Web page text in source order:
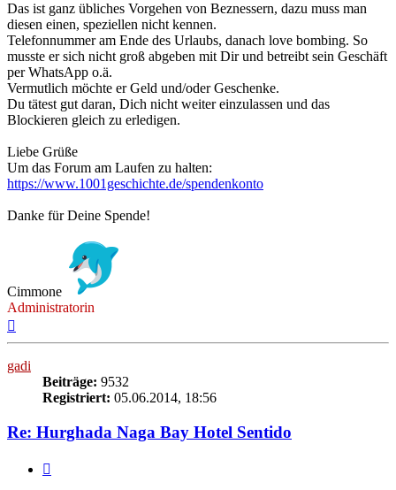
Das ist ganz übliches Vorgehen von Beznessern, dazu muss man
diesen einen, speziellen nicht kennen.
Telefonnummer am Ende des Urlaubs, danach love bombing. So
musste er sich nicht groß abgeben mit Dir und betreibt sein Geschäft
per WhatsApp o.ä.
Vermutlich möchte er Geld und/oder Geschenke.
Du tätest gut daran, Dich nicht weiter einzulassen und das
Blockieren gleich zu erledigen.
Liebe Grüße
Um das Forum am Laufen zu halten:
https://www.1001geschichte.de/spendenkonto
Danke für Deine Spende!
Cimmone
Administratorin
gadi
Beiträge: 9532
Registriert: 05.06.2014, 18:56
Re: Hurghada Naga Bay Hotel Sentido